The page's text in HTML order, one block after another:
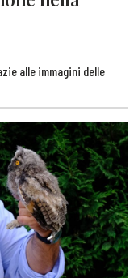
alle immagini delle